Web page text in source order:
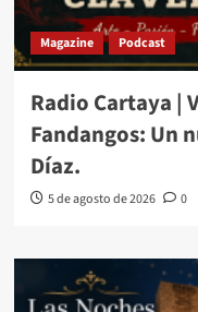
Magazine Podcast
Radio Cartaya |
Fandangos: Un
Díaz.
5 de agosto de 2026 0